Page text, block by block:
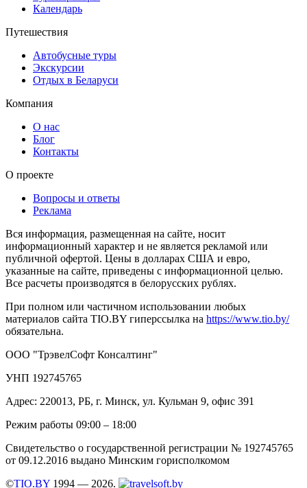
Календарь
Путешествия
Автобусные туры
Экскурсии
Отдых в Беларуси
Компания
О нас
Блог
Контакты
О проекте
Вопросы и ответы
Реклама
Вся информация, размещенная на сайте, носит
информационный характер и не является рекламой или
публичной офертой. Цены в долларах США и евро,
указанные на сайте, приведены с информационной целью.
Все расчеты производятся в белорусских рублях.
При полном или частичном использовании любых
материалов сайта TIO.BY гиперссылка на https://www.tio.by/
обязательна.
ООО "ТрэвелСофт Консалтинг"
УНП 192745765
Адрес: 220013, РБ, г. Минск, ул. Кульман 9, офис 391
Режим работы 09:00 – 18:00
Свидетельство о государственной регистрации № 192745765
от 09.12.2016 выдано Минским горисполкомом
©TIO.BY 1994 — 2026.